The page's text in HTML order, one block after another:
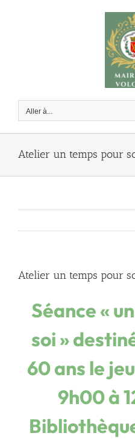
Aller à...
Atelier un temps pour
Atelier un temps pour
Séance «
soi »
60 ans le
9h00 à